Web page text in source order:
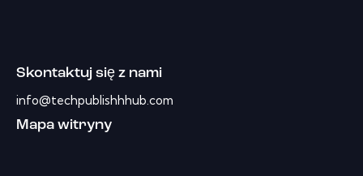
Skontaktuj się z nami
info@techpublishhhub.com
Mapa witryny